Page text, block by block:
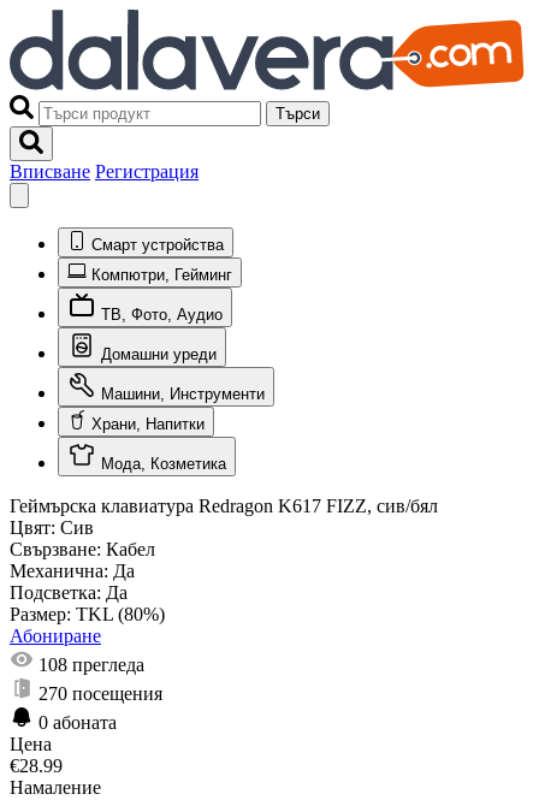
Търси
Вписване Регистрация
Смарт устройства
Компютри, Гейминг
ТВ, Фото, Аудио
Домашни уреди
Машини, Инструменти
Храни, Напитки
Мода, Козметика
Геймърска клавиатура Redragon K617 FIZZ, сив/бял
Цвят: Сив
Свързване: Кабел
Механична: Да
Подсветка: Да
Размер: TKL (80%)
Абониране
108 прегледа
270 посещения
0 абоната
Цена
€28.99
Намаление